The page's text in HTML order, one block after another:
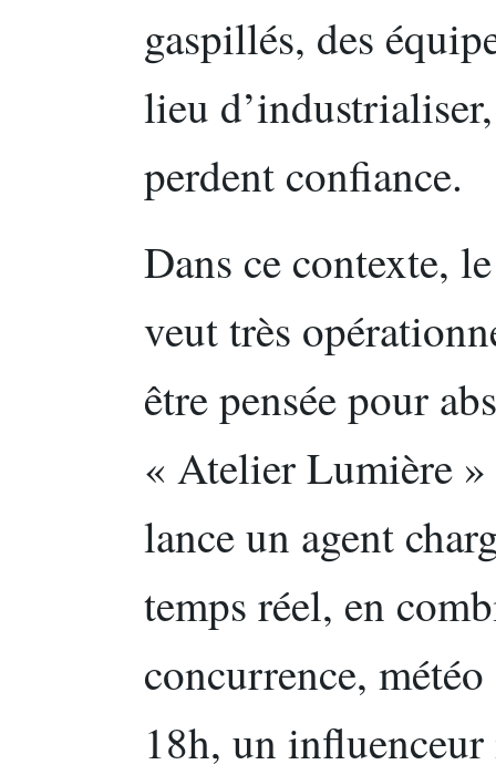
gaspillés, des
lieu
perdent confiance.
Dans ce contexte,
veut très
être pensée pour
« Atelier Lumière »
lance un agent
temps réel, en
concurrence,
18h, un